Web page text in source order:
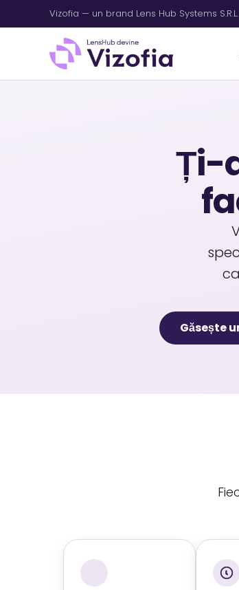
la
Vizofia — un brand Lens Hub Systems S.R.L.
Ți-
Găsește